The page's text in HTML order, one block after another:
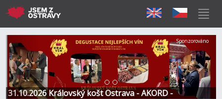
31.10.2026 Královský košt Ostrava - AKORD -
Předchozí Další
Sponzorováno